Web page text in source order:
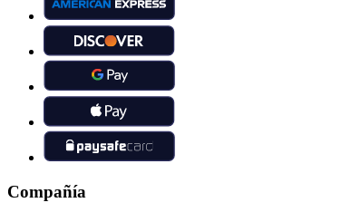
Compañía